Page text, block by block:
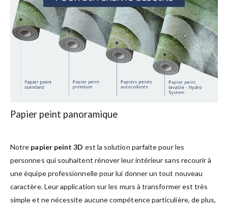
Papier peint panoramique
Notre papier peint 3D est la solution parfaite pour les
personnes qui souhaitent rénover leur intérieur sans recourir à
une équipe professionnelle pour lui donner un tout nouveau
caractère. Leur application sur les murs à transformer est très
simple et ne nécessite aucune compétence particulière, de plus,